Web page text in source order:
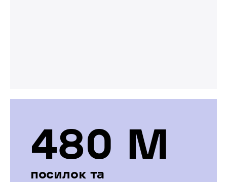
480 М
посилок та